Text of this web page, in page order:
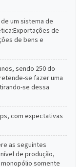
um sistema de
de
de bens e
sendo 250 do
se fazer uma
se dessa
com expectativas
as seguintes
de produção,
somente